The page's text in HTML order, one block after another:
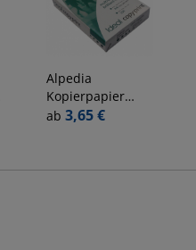
Alpedia
Kopierpapier
Everyday Kopier
ab 3,65 €